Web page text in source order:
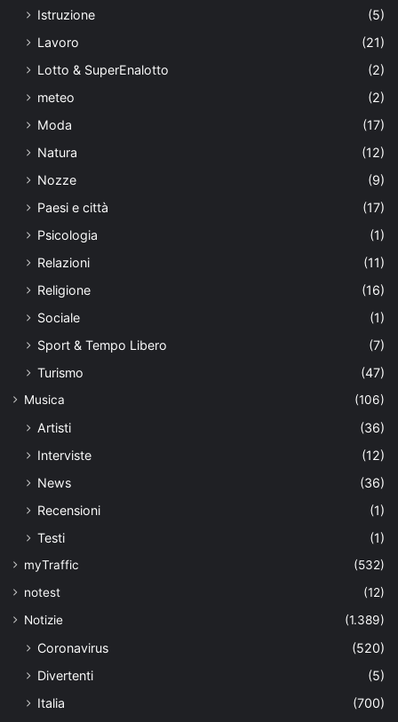
Istruzione
(5)
Lavoro
(21)
Lotto & SuperEnalotto
(2)
meteo
(2)
Moda
(17)
Natura
(12)
Nozze
(9)
Paesi e città
(17)
Psicologia
(1)
Relazioni
(11)
Religione
(16)
Sociale
(1)
Sport & Tempo Libero
(7)
Turismo
(47)
Musica (106)
Artisti
(36)
Interviste
(12)
News
(36)
Recensioni
(1)
Testi
(1)
myTraffic
(532)
notest
(12)
Notizie
(1.389)
Coronavirus
(520)
Divertenti
(5)
Italia
(700)